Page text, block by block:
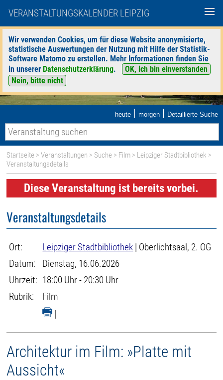
VERANSTALTUNGSKALENDER LEIPZIG
Wir verwenden Cookies, um für diese Website anonymisierte,
statistische Auswertungen der Nutzung mit Hilfe der Statistik-
Software Matomo zu erstellen. Mehr Informationen finden Sie
in unserer Datenschutzerklärung.
OK, ich bin einverstanden
Nein, bitte nicht
heute | morgen | Detaillierte Suche
Startseite >Veranstaltungen > Suche > Film > Leipziger Stadtbibliothek >
Veranstaltungsdetails
Diese Veranstaltung ist bereits vorbei.
Veranstaltungsdetails
Ort: Leipziger Stadtbibliothek | Oberlichtsaal, 2. OG
Datum:
Dienstag, 16.06.2026
Uhrzeit: 18:00 Uhr - 20:30 Uhr
Rubrik:
Film
|
Architektur im Film: »Platte mit
Aussicht«